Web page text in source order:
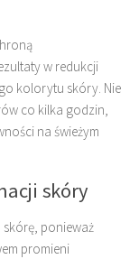
w redukcji
kolorytu skóry. Nie
co kilka godzin,
na świeżym
skóry
ponieważ
promieni